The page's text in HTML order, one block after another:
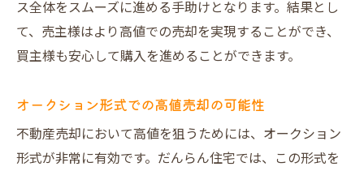
オークション形式での売却利点
一級建築士の調査がもたらす安心
だんらん住宅の直接買取で経費を削減する
方法
ス全体をスムーズに進める手助けとなります。結果とし
て、売主様はより高値での売却を実現することができ、
買主様も安心して購入を進めることができます。
オークション形式での高値売却の可能性
不動産売却において高値を狙うためには、オークション
形式が非常に有効です。だんらん住宅では、この形式を